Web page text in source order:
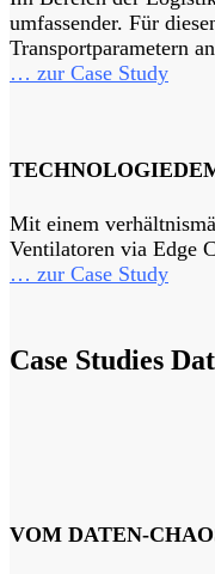
umfassender. Für
Transportparametern
… zur Case Study
Mit einem
Ventilatoren via Edge
… zur Case Study
Case Studies
VOM DATEN-